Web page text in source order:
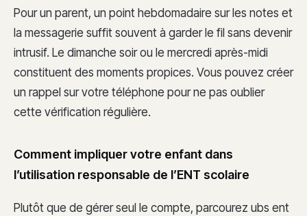
Pour un parent, un point hebdomadaire sur les notes et
la messagerie suffit souvent à garder le fil sans devenir
intrusif. Le dimanche soir ou le mercredi après-midi
constituent des moments propices. Vous pouvez créer
un rappel sur votre téléphone pour ne pas oublier
cette vérification régulière.
Comment impliquer votre enfant dans
l’utilisation responsable de l’ENT scolaire
Plutôt que de gérer seul le compte, parcourez ubs ent